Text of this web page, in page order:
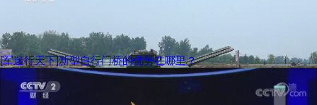
[军迷行天下]新型自行门桥的优势在哪里？